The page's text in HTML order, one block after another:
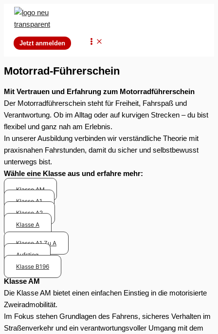
Zum
Inhalt
Jetzt anmelden Main
Motorrad-Führerschein
Mit Vertrauen und Erfahrung zum Motorradführerschein
Der Motorradführerschein steht für Freiheit, Fahrspaß und
Verantwortung. Ob im Alltag oder auf kurvigen Strecken – du bist
flexibel und ganz nah am Erlebnis.
In unserer Ausbildung verbinden wir verständliche Theorie mit
praxisnahen Fahrstunden, damit du sicher und selbstbewusst
unterwegs bist.
Wähle eine Klasse aus und erfahre mehr:
Klasse AM
Klasse A1
Klasse A2
Klasse A
Klasse A1 Zu A
Aufstieg
Klasse B196
Klasse AM
Die Klasse AM bietet einen einfachen Einstieg in die motorisierte
Zweiradmobilität.
Im Fokus stehen Grundlagen des Fahrens, sicheres Verhalten im
Straßenverkehr und ein verantwortungsvoller Umgang mit dem